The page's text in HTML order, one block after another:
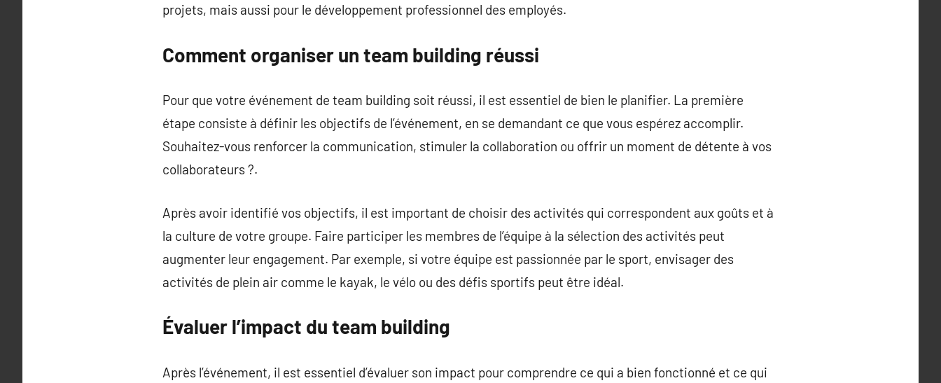
projets, mais aussi pour le développement professionnel des employés.
Comment organiser un team building réussi
Pour que votre événement de team building soit réussi, il est essentiel de bien le planifier. La première
étape consiste à définir les objectifs de l’événement, en se demandant ce que vous espérez accomplir.
Souhaitez-vous renforcer la communication, stimuler la collaboration ou offrir un moment de détente à vos
collaborateurs ?.
Après avoir identifié vos objectifs, il est important de choisir des activités qui correspondent aux goûts et à
la culture de votre groupe. Faire participer les membres de l’équipe à la sélection des activités peut
augmenter leur engagement. Par exemple, si votre équipe est passionnée par le sport, envisager des
activités de plein air comme le kayak, le vélo ou des défis sportifs peut être idéal.
Évaluer l’impact du team building
Après l’événement, il est essentiel d’évaluer son impact pour comprendre ce qui a bien fonctionné et ce qui